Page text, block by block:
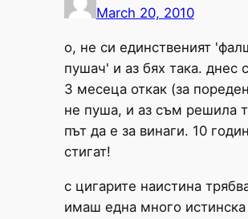
March 20, 2010
о, не си единственият
пушач' и аз бях така. днес
3 месеца откак (за
не пуша, и аз съм решила
път да е за винаги. 10
стигат!
с цигарите наистина
имаш една много истинска